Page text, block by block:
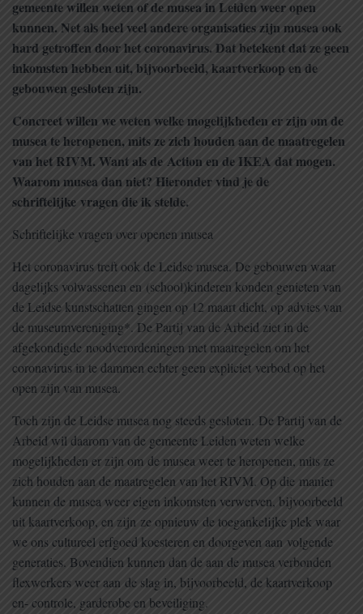
gemeente willen weten of de musea in Leiden weer open
kunnen. Net als heel veel andere organisaties zijn musea ook
hard getroffen door het coronavirus. Dat betekent dat ze geen
inkomsten hebben uit, bijvoorbeeld, kaartverkoop en de
gebouwen gesloten zijn.
Concreet willen we weten welke mogelijkheden er zijn om de
musea te heropenen, mits ze zich houden aan de maatregelen
van het RIVM. Want als de Action en de IKEA dat mogen.
Waarom musea dan niet? Hieronder vind je de
schriftelijke vragen die ik stelde.
Schriftelijke vragen over openen musea
Het coronavirus treft ook de Leidse musea. De gebouwen waar
dagelijks volwassenen en (school)kinderen konden genieten van
de Leidse kunstschatten gingen op 12 maart dicht, op advies van
de museumvereniging*. De Partij van de Arbeid ziet in de
afgekondigde noodverordeningen met maatregelen om het
coronavirus in te dammen echter geen expliciet verbod op het
open zijn van musea.
Toch zijn de Leidse musea nog steeds gesloten. De Partij van de
Arbeid wil daarom van de gemeente Leiden weten welke
mogelijkheden er zijn om de musea weer te heropenen, mits ze
zich houden aan de maatregelen van het RIVM. Op die manier
kunnen de musea weer eigen inkomsten verwerven, bijvoorbeeld
uit kaartverkoop, en zijn ze opnieuw de toegankelijke plek waar
we ons cultureel erfgoed koesteren en doorgeven aan volgende
generaties. Bovendien kunnen dan de aan de musea verbonden
flexwerkers weer aan de slag in, bijvoorbeeld, de kaartverkoop
en- controle, garderobe en beveiliging.